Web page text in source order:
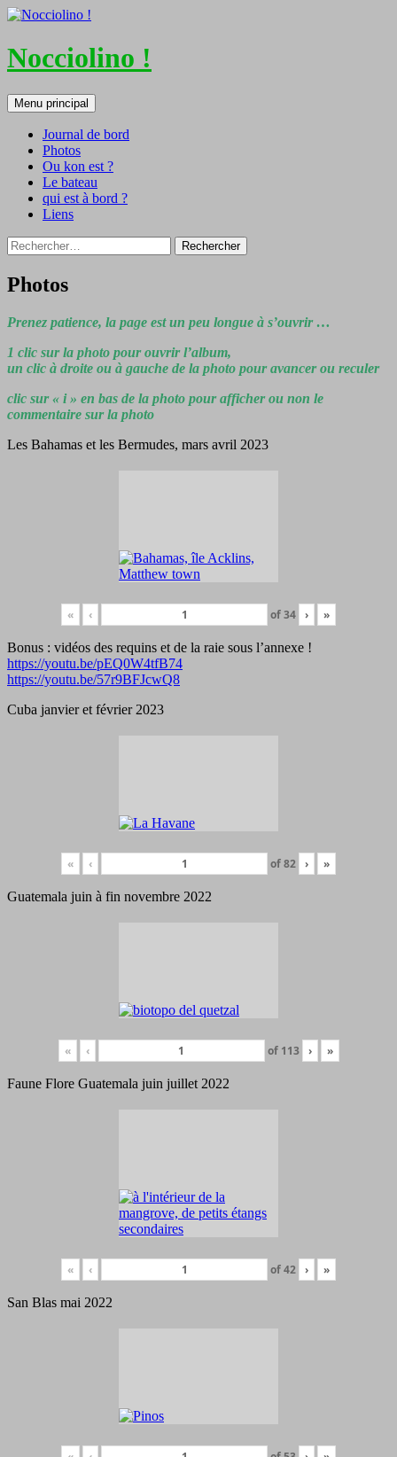
Nocciolino !
Recherche
Menu principal
Aller
au
contenu
Journal de bord
Photos
Ou kon est ?
Le bateau
qui est à bord ?
Liens
Rechercher :
Photos
Prenez patience, la page est un peu longue à s’ouvrir …
1 clic sur la photo pour ouvrir l’album,
un clic à droite ou à gauche de la photo pour avancer ou reculer
clic sur « i » en bas de la photo pour afficher ou non le
commentaire sur la photo
Les Bahamas et les Bermudes, mars avril 2023
« ‹ of34 › »
Bonus : vidéos des requins et de la raie sous l’annexe !
https://youtu.be/pEQ0W4tfB74
https://youtu.be/57r9BFJcwQ8
Cuba janvier et février 2023
« ‹ of82 › »
Guatemala juin à fin novembre 2022
« ‹ of 113 › »
Faune Flore Guatemala juin juillet 2022
« ‹ of42 › »
San Blas mai 2022